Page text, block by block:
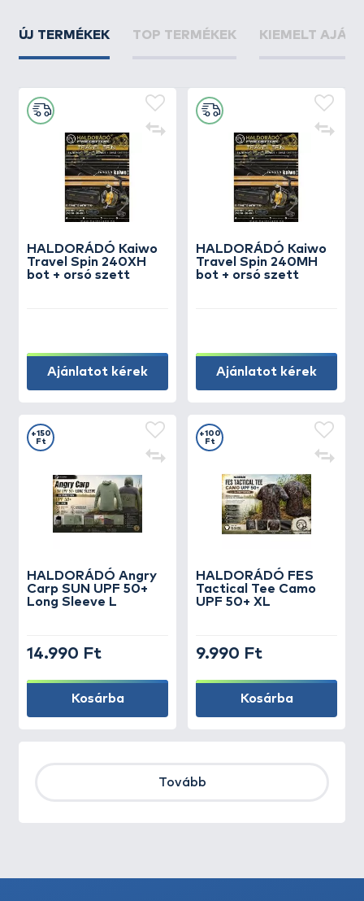
ÚJ TERMÉKEK TOP TERMÉKEK KIEMELT
HALDORÁDÓ Kaiwo
Travel Spin 240XH
bot + orsó szett
Ajánlatot kérek
HALDORÁDÓ Kaiwo
Travel Spin 240MH
bot + orsó szett
Ajánlatot kérek
HALDORÁDÓ Angry
Carp SUN UPF 50+
Long Sleeve L
+150
Ft
14.990 Ft
Kosárba
HALDORÁDÓ FES
Tactical Tee Camo
UPF 50+ XL
+100
Ft
9.990 Ft
Kosárba
Tovább